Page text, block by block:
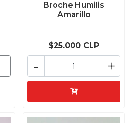
Broche Humilis
Amarillo
$25.000 CLP
+
-